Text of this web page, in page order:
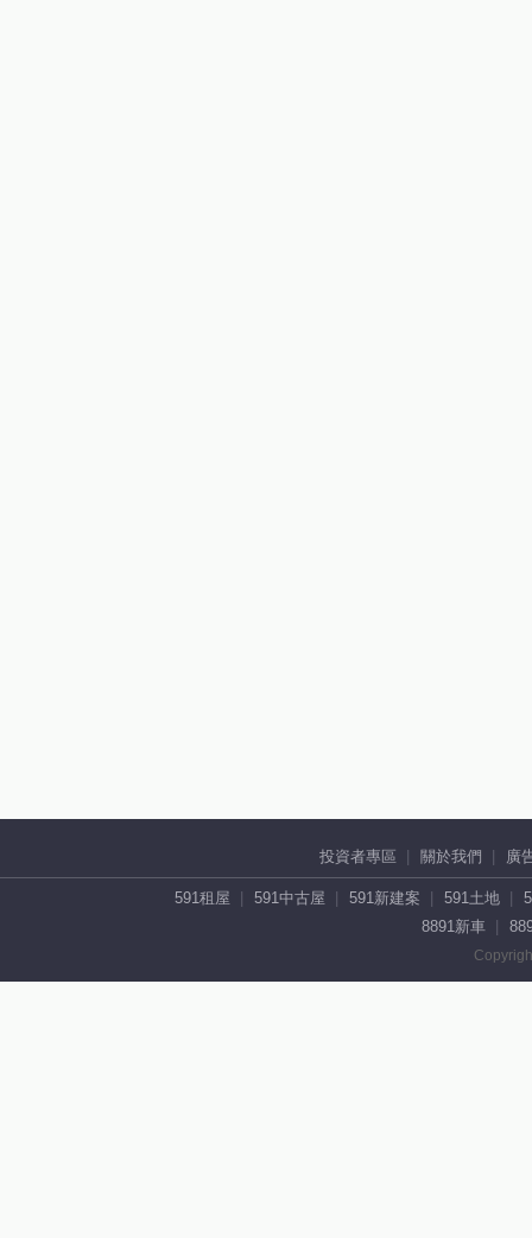
投資者專區 關於我們 廣
591租屋 591中古屋 591新建案 591土地
8891新車